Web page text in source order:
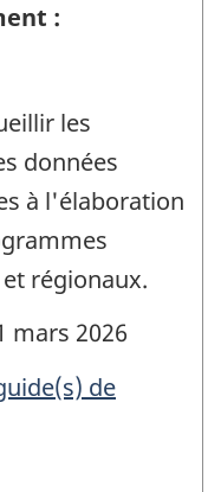
:
les
données
à l'élaboration
régionaux.
mars 2026
de